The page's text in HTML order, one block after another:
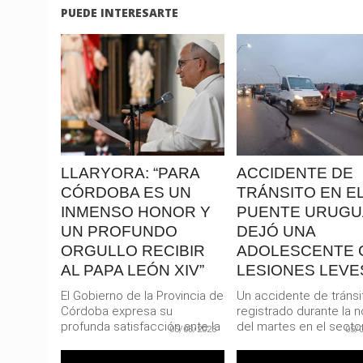
PUEDE INTERESARTE
LEER
MAS
LLARYORA: “PARA
CÓRDOBA ES UN
INMENSO HONOR Y
UN PROFUNDO
ORGULLO RECIBIR
AL PAPA LEÓN XIV”
El Gobierno de la Provincia de
Córdoba expresa su
profunda satisfacción ante la
05/08/2026
LEER
MAS
ACCIDENTE DE
TRÁNSITO EN
PUENTE
DEJÓ UNA
ADOLESCENTE
LESIONES
Un accidente de
registrado durante la
del martes en el
05/